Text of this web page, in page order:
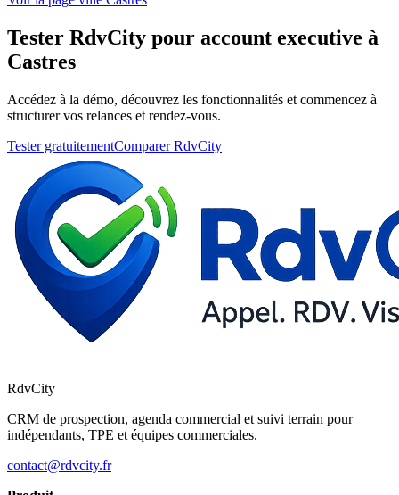
Tester RdvCity pour account executive à
Castres
Accédez à la démo, découvrez les fonctionnalités et commencez à
structurer vos relances et rendez-vous.
Tester gratuitementComparer RdvCity
RdvCity
CRM de prospection, agenda commercial et suivi terrain pour
indépendants, TPE et équipes commerciales.
contact@rdvcity.fr